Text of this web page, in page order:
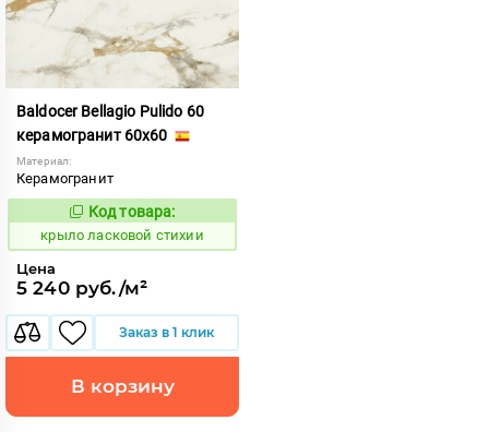
Baldocer Bellagio Pulido 60
керамогранит 60x60
Материал:
Керамогранит
833473
Код товара:
крыло ласковой стихии
Цена
5 240 руб./м²
Заказ в 1 клик
В корзину